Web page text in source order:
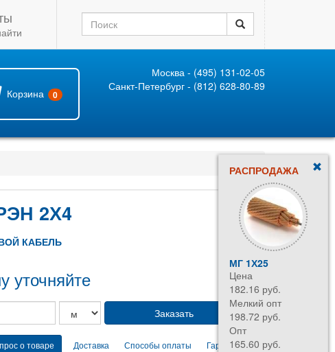
Корзина 0
Москва - (495) 131-02-05
Санкт-Петербург - (812) 628-80-89
РАСПРОДАЖА
МГ 1Х25
Цена
182.16 руб.
Мелкий опт
198.72 руб.
Опт
165.60 руб.
2Х4
КАБЕЛЬ
уточняйте
о товаре Гарантии
Способы оплаты
Доставка